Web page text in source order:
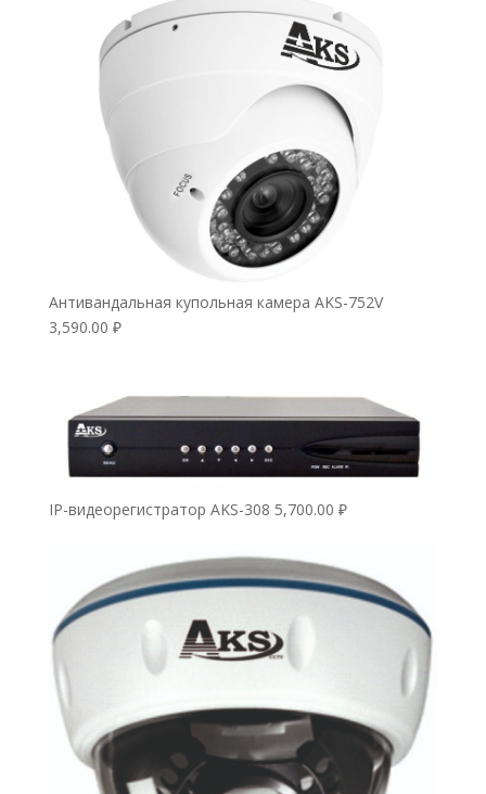
Антивандальная купольная камера AKS-752V
3,590.00 ₽
IP-видеорегистратор AKS-308 5,700.00 ₽